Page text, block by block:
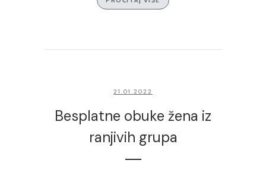
21.01.2022
Besplatne obuke žena iz
ranjivih grupa